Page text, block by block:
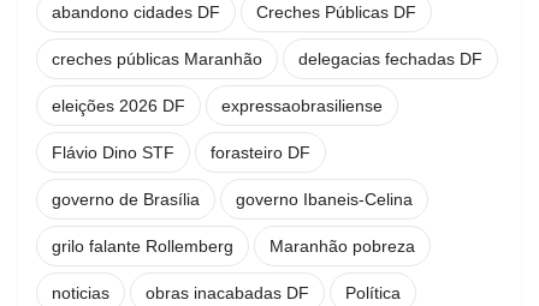
abandono cidades DF Creches Públicas DF
creches públicas Maranhão delegacias fechadas DF
eleições 2026 DF expressaobrasiliense
Flávio Dino STF forasteiro DF
governo de Brasília governo Ibaneis-Celina
grilo falante Rollemberg Maranhão pobreza
noticias obras inacabadas DF Política